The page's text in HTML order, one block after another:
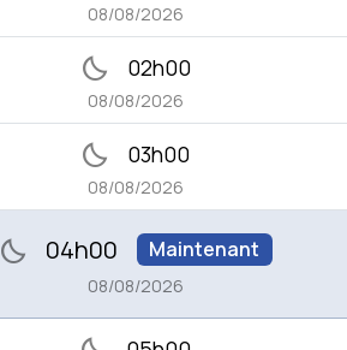
08/08/2026
bedtime 02h00
08/08/2026
bedtime 03h00
08/08/2026
bedtime 04h00 Maintenant
08/08/2026